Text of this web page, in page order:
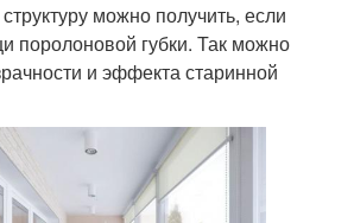
можно получить, если
поролоновой губки. Так можно
и эффекта старинной